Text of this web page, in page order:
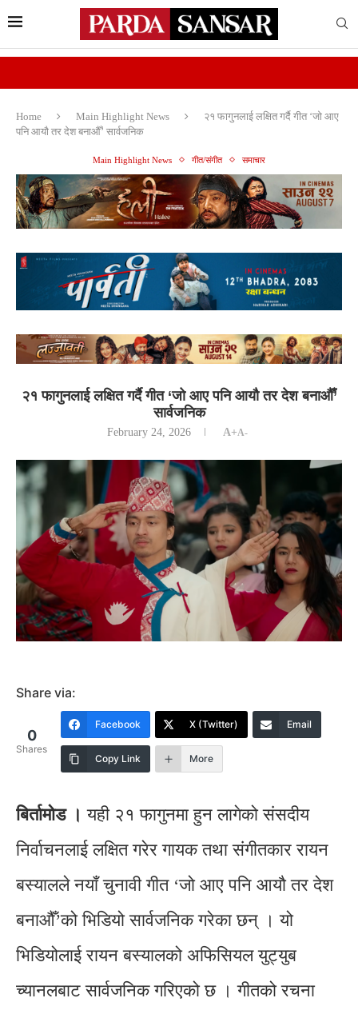
Home Main Highlight News
२१ फागुनलाई लक्षित गर्दै गीत ‘जो आए
पनि आयौ तर देश बनाऔँ’ सार्वजनिक
Main Highlight News गीत/संगीत समाचार
२१ फागुनलाई लक्षित गर्दै गीत ‘जो आए पनि आयौ तर देश बनाऔँ’
सार्वजनिक
February 24, 2026 A+A-
Share via:
0
Shares
Facebook X (Twitter) Email
Copy Link More
बिर्तामोड ।यही २१ फागुनमा हुन लागेको संसदीय
निर्वाचनलाई लक्षित गरेर गायक तथा संगीतकार रायन
बस्यालले नयाँ चुनावी गीत ‘जो आए पनि आयौ तर देश
बनाऔँ’को भिडियो सार्वजनिक गरेका छन् । यो
भिडियोलाई रायन बस्यालको अफिसियल युट्युब
च्यानलबाट सार्वजनिक गरिएको छ । गीतको रचना